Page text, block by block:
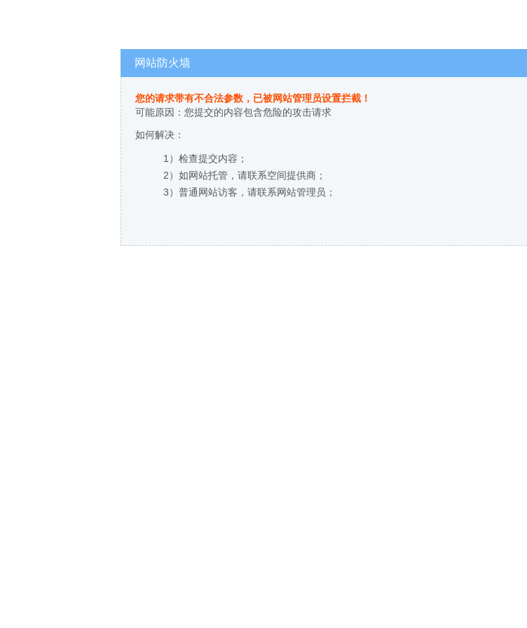
网站防火墙
您的请求带有不合法参数，已被网站管理员设置拦截！
可能原因：您提交的内容包含危险的攻击请求
如何解决：
1）检查提交内容；
2）如网站托管，请联系空间提供商；
3）普通网站访客，请联系网站管理员；